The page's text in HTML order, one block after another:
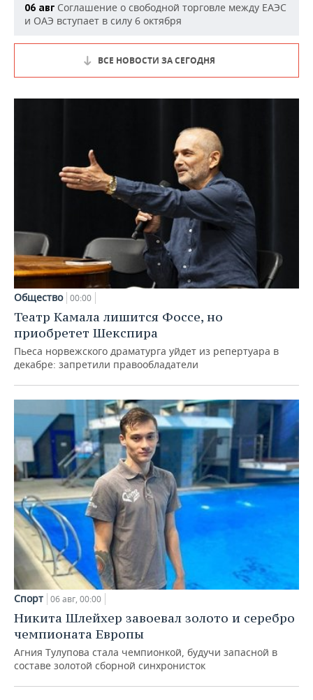
06 авг Соглашение о свободной торговле между ЕАЭС
и ОАЭ вступает в силу 6 октября
ВСЕ НОВОСТИ ЗА СЕГОДНЯ
Общество 00:00
Театр Камала лишится Фоссе, но
приобретет Шекспира
Пьеса норвежского драматурга уйдет из репертуара в
декабре: запретили правообладатели
Спорт 06 авг, 00:00
Никита Шлейхер завоевал золото и серебро
чемпионата Европы
Агния Тулупова стала чемпионкой, будучи запасной в
составе золотой сборной синхронисток